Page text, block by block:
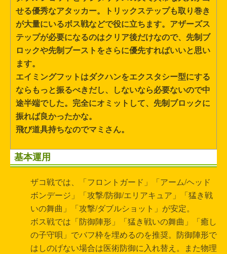
せる優秀なアタッカー。トリックステップも取り巻き
が大量にいるボス戦などで役に立ちます。アザーズス
テップが必要になるのはクリア後だけなので、先制ブ
ロックや先制ブーストをさらに優先すればいいと思い
ます。
エイミングフットはダクハンをエクスタシー型にする
ならもっと振るべきだし、しないなら必要ないので中
途半端でした。完全にオミットして、先制ブロックに
振れば良かったかな。
飛び道具持ちなのでマミさん。
基本運用
ザコ戦では、「フロントガード」「アーム/ヘッド
ボンデージ」「攻撃/防御/エリアキュア」「猛き戦
いの舞曲」「攻撃/ダブルショット」が安定。
ボス戦では「防御陣形」「猛き戦いの舞曲」「癒し
の子守唄」でバフ枠を埋めるのを推奨。防御陣形で
はしのげない場合は医術防御に入れ替え。また物理